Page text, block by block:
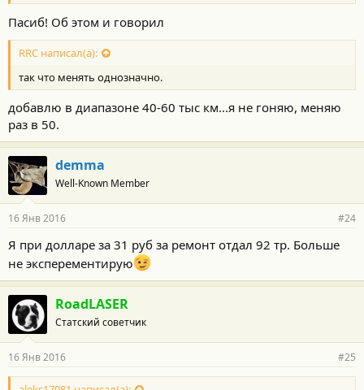
Пасиб! Об этом и говорил
RRC написал(а):
так что менять однозначно.
добавлю в диапазоне 40-60 тыс км...я не гоняю, меняю
раз в 50.
demma
Well-Known Member
16 Янв 2016 #24
Я при долларе за 31 руб за ремонт отдал 92 тр. Больше
не эксперементирую
RoadLASER
Статский советчик
16 Янв 2016 #25